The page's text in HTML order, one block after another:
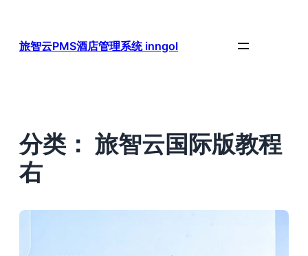
旅智云PMS酒店管理系统 inngol
分类： 旅智云国际版教程
右